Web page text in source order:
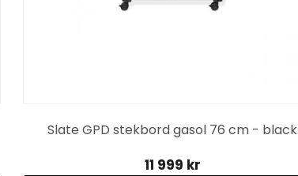
Slate GPD stekbord gasol 76 cm - black
11 999 kr